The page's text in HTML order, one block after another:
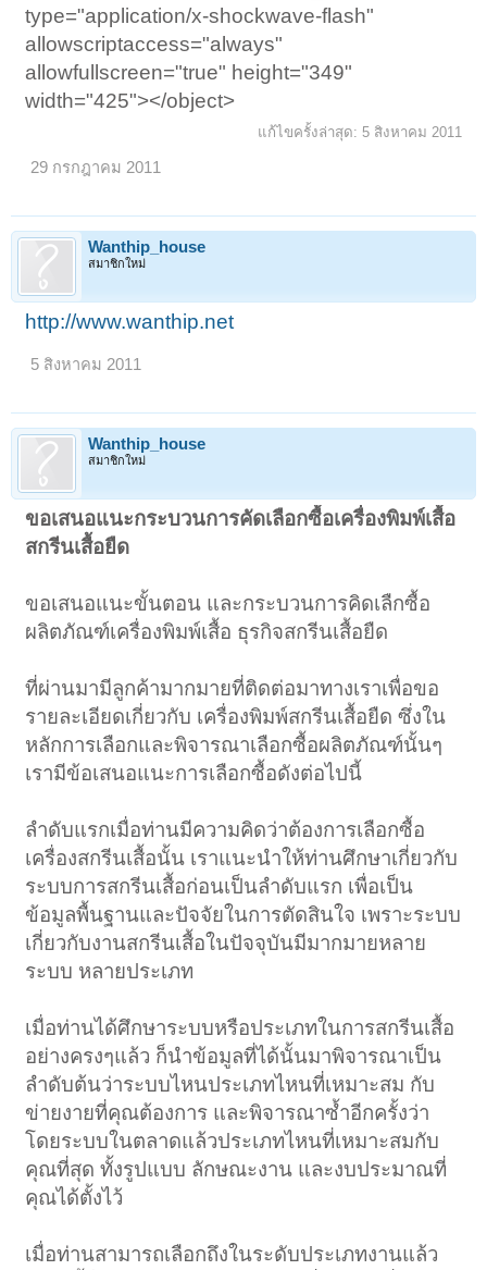
type="application/x-shockwave-flash"
allowscriptaccess="always"
allowfullscreen="true" height="349"
width="425"></object>
แก้ไขครั้งล่าสุด: 5 สิงหาคม 2011
29 กรกฎาคม 2011
Wanthip_house
สมาชิกใหม่
http://www.wanthip.net
5 สิงหาคม 2011
Wanthip_house
สมาชิกใหม่
ขอเสนอแนะกระบวนการคัดเลือกซื้อเครื่องพิมพ์เสื้อ
สกรีนเสื้อยืด
ขอเสนอแนะขั้นตอน และกระบวนการคิดเลืกซื้อ
ผลิตภัณฑ์เครื่องพิมพ์เสื้อ ธุรกิจสกรีนเสื้อยืด
ที่ผ่านมามีลูกค้ามากมายที่ติดต่อมาทางเราเพื่อขอ
รายละเอียดเกี่ยวกับ เครื่องพิมพ์สกรีนเสื้อยืด ซึ่งใน
หลักการเลือกและพิจารณาเลือกซื้อผลิตภัณฑ์นั้นๆ
เรามีข้อเสนอแนะการเลือกซื้อดังต่อไปนี้
ลำดับแรกเมื่อท่านมีความคิดว่าต้องการเลือกซื้อ
เครื่องสกรีนเสื้อนั้น เราแนะนำให้ท่านศึกษาเกี่ยวกับ
ระบบการสกรีนเสื้อก่อนเป็นลำดับแรก เพื่อเป็น
ข้อมูลพื้นฐานและปัจจัยในการตัดสินใจ เพราะระบบ
เกี่ยวกับงานสกรีนเสื้อในปัจจุบันมีมากมายหลาย
ระบบ หลายประเภท
เมื่อท่านได้ศึกษาระบบหรือประเภทในการสกรีนเสื้อ
อย่างครงๆแล้ว ก็นำข้อมูลที่ได้นั้นมาพิจารณาเป็น
ลำดับต้นว่าระบบไหนประเภทไหนที่เหมาะสม กับ
ข่ายงายที่คุณต้องการ และพิจารณาซ้ำอีกครั้งว่า
โดยระบบในตลาดแล้วประเภทไหนที่เหมาะสมกับ
คุณที่สุด ทั้งรูปแบบ ลักษณะงาน และงบประมาณที่
คุณได้ตั้งไว้
เมื่อท่านสามารถเลือกถึงในระดับประเภทงานแล้ว